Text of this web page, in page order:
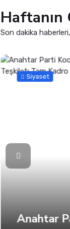
Haftanın
Son dakika
Siyaset